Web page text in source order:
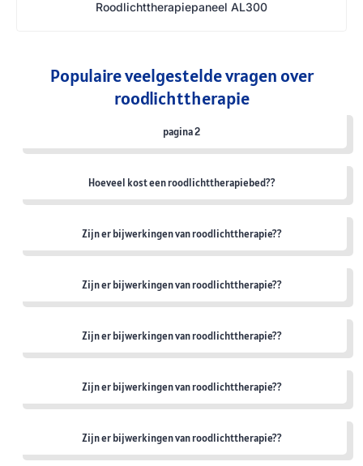
Roodlichttherapiepaneel AL300
Populaire veelgestelde vragen over
roodlichttherapie
pagina 2
Hoeveel kost een roodlichttherapiebed??
Zijn er bijwerkingen van roodlichttherapie??
Zijn er bijwerkingen van roodlichttherapie??
Zijn er bijwerkingen van roodlichttherapie??
Zijn er bijwerkingen van roodlichttherapie??
Zijn er bijwerkingen van roodlichttherapie??